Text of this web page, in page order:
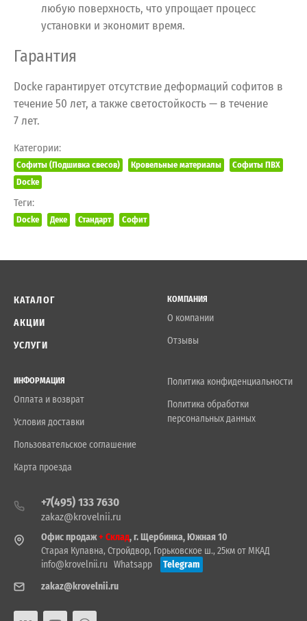
любую поверхность, что упрощает процесс
установки и экономит время.
Гарантия
Docke гарантирует отсутствие деформаций софитов в
течение 50 лет, а также светостойкость — в течение
7 лет.
Категории:
Софиты (Подшивка свесов) Кровельные материалы
Софиты ПВХ
Docke
Теги:
Docke Деке Стандарт Софит
КАТАЛОГ
АКЦИИ
УСЛУГИ
КОМПАНИЯ
О компании
Отзывы
ИНФОРМАЦИЯ
Оплата и возврат
Условия доставки
Пользовательское соглашение
Карта проезда
Политика конфиденциальности
Политика обработки
персональных данных
+7(495) 133 7630
zakaz@krovelnii.ru
Офис продаж+ Склад, г. Щербинка, Южная 10
Старая Купавна, Стройдвор, Горьковское ш., 25км от МКАД
info@krovelnii.ru Whatsapp
Telegram
zakaz@krovelnii.ru